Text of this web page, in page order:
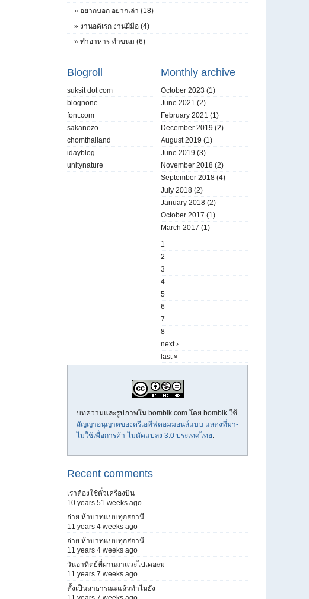
» อยากบอก อยากเล่า (18)
» งานอดิเรก งานฝีมือ (4)
» ทำอาหาร ทำขนม (6)
Blogroll
suksit dot com
blognone
font.com
sakanozo
chomthailand
idayblog
unitynature
Monthly archive
October 2023 (1)
June 2021 (2)
February 2021 (1)
December 2019 (2)
August 2019 (1)
June 2019 (3)
November 2018 (2)
September 2018 (4)
July 2018 (2)
January 2018 (2)
October 2017 (1)
March 2017 (1)
1
2
3
4
5
6
7
8
next ›
last »
บทความและรูปภาพใน bombik.com โดย bombik ใช้
สัญญาอนุญาตของครีเอทีฟคอมมอนส์แบบ แสดงที่มา-
ไม่ใช้เพื่อการค้า-ไม่ดัดแปลง 3.0 ประเทศไทย.
Recent comments
เราต้องใช้ตั๋วเครื่องบิน
10 years 51 weeks ago
จ่าย ห้าบาทแบบทุกสถานี
11 years 4 weeks ago
จ่าย ห้าบาทแบบทุกสถานี
11 years 4 weeks ago
วันอาทิตย์ที่ผ่านมาแวะไปเดอะม
11 years 7 weeks ago
ตั้งเป็นสาธารณะแล้วทำไมยัง